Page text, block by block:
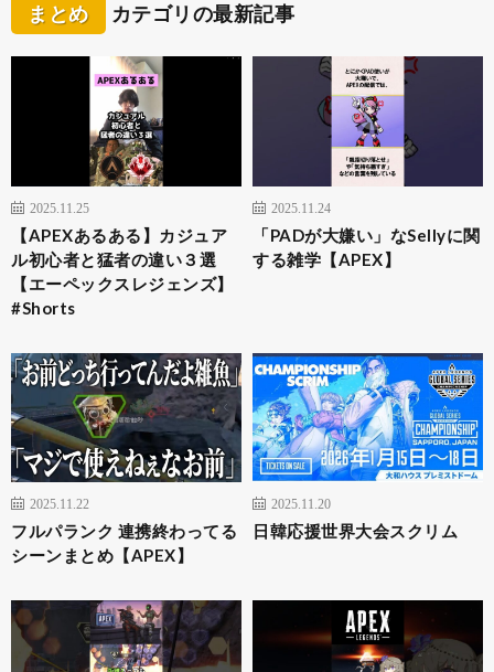
まとめ カテゴリの最新記事
2025.11.25
【APEXあるある】カジュア
ル初心者と猛者の違い３選
【エーペックスレジェンズ】
#Shorts
2025.11.24
「PADが大嫌い」なSellyに関
する雑学【APEX】
2025.11.22
フルパランク 連携終わってる
シーンまとめ【APEX】
2025.11.20
日韓応援世界大会スクリム